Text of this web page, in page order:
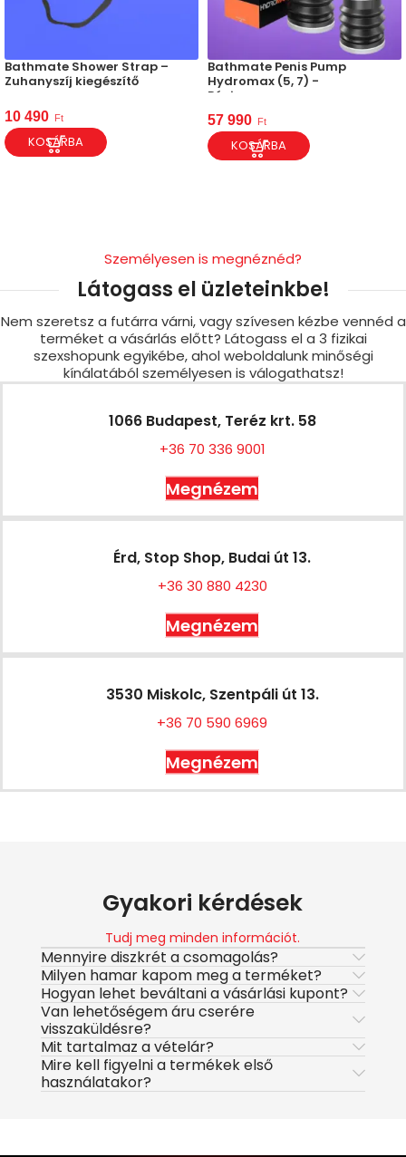
Bathmate Shower Strap –
Zuhanyszíj kiegészítő
10 490 Ft
KOSÁRBA
Bathmate Penis Pump
Hydromax (5, 7) -
Péniszpumpa
57 990 Ft
KOSÁRBA
Személyesen is megnéznéd?
Látogass el üzleteinkbe!
Nem szeretsz a futárra várni, vagy szívesen kézbe vennéd a
terméket a vásárlás előtt? Látogass el a 3 fizikai
szexshopunk egyikébe, ahol weboldalunk minőségi
kínálatából személyesen is válogathatsz!
1066 Budapest, Teréz krt. 58
+36 70 336 9001
Megnézem
Érd, Stop Shop, Budai út 13.
+36 30 880 4230
Megnézem
3530 Miskolc, Szentpáli út 13.
+36 70 590 6969
Megnézem
Gyakori kérdések
Tudj meg minden információt.
Mennyire diszkrét a csomagolás?
Milyen hamar kapom meg a terméket?
Hogyan lehet beváltani a vásárlási kupont?
Van lehetőségem áru cserére
visszaküldésre?
Mit tartalmaz a vételár?
Mire kell figyelni a termékek első
használatakor?